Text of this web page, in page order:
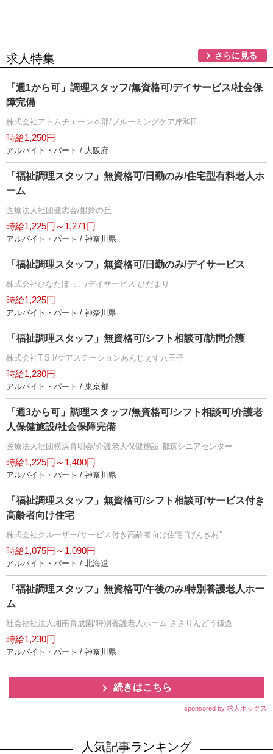
求人特集 さらに見る
「週1から可」調理スタッフ/無資格可/デイサービス/社会保
障完備
株式会社アトムチェーン本部/ブルーミングケア岸和田
時給1,250円
アルバイト・パート / 大阪府
「福祉調理スタッフ」無資格可/日勤のみ/住宅型有料老人ホ
ーム
医療法人社団健志会/銀鈴の丘
時給1,225円～1,271円
アルバイト・パート / 神奈川県
「福祉調理スタッフ」無資格可/日勤のみ/デイサービス
株式会社ひなたぼっこ/デイサービス ひだまり
時給1,225円
アルバイト・パート / 神奈川県
「福祉調理スタッフ」無資格可/シフト相談可/訪問介護
株式会社T.S.I/ケアステーションあんじぇす八王子
時給1,230円
アルバイト・パート / 東京都
「週3から可」調理スタッフ/無資格可/シフト相談可/介護老
人保健施設/社会保障完備
医療法人社団横浜育明会/介護老人保健施設 都筑シニアセンター
時給1,225円～1,400円
アルバイト・パート / 神奈川県
「福祉調理スタッフ」無資格可/シフト相談可/サービス付き
高齢者向け住宅
株式会社クルーザー/サービス付き高齢者向け住宅 “げんき村”
時給1,075円～1,090円
アルバイト・パート / 北海道
「福祉調理スタッフ」無資格可/午後のみ/特別養護老人ホー
ム
社会福祉法人湘南育成園/特別養護老人ホーム ささりんどう鎌倉
時給1,230円
アルバイト・パート / 神奈川県
続きはこちら
sponsored by 求人ボックス
人気記事ランキング